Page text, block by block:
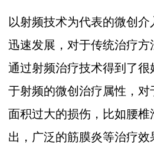
以射频技术为代表的微创介
迅速发展，对于传统治疗方
通过射频治疗技术得到了很
于射频的微创治疗属性，
面积过大的损伤，比如腰
出，广泛的筋膜炎等治疗效